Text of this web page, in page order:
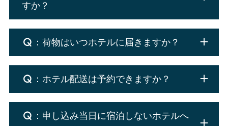
すか？
：荷物はいつホテルに届きますか？
：ホテル配送は予約できますか？
：申し込み当日に宿泊しないホテルへ